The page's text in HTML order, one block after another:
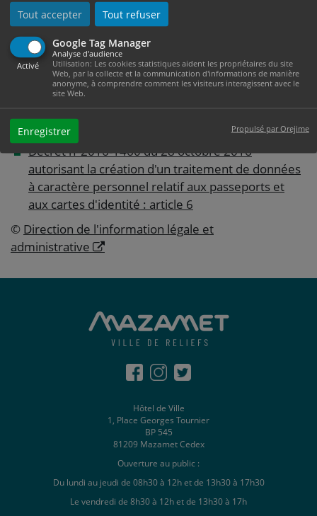
Tout accepter Tout refuser
Google Tag Manager
Activé
Analyse d'audience
Utilisation: Les cookies statistiques aident les propriétaires du site
Web, par la collecte et la communication d'informations de manière
anonyme, à comprendre comment les visiteurs interagissent avec le
site Web.
Enregistrer Propulsé par Orejime
Préfecture
Textes de référence
Décret n°2016-1460 du 28 octobre 2016
autorisant la création d'un traitement de données
à caractère personnel relatif aux passeports et
aux cartes d'identité : article 6
© Direction de l'information légale et
administrative
Hôtel de Ville
1, Place Georges Tournier
BP 545
81209 Mazamet Cedex
Ouverture au public :
Du lundi au jeudi de 08h30 à 12h et de 13h30 à 17h30
Le vendredi de 8h30 à 12h et de 13h30 à 17h